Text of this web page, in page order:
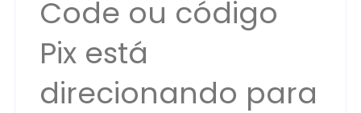
Code ou código
Pix está
direcionando para